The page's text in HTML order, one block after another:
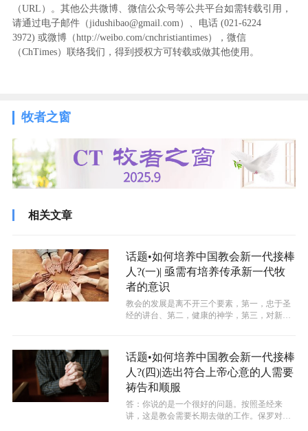
（URL）。其他公共微博、微信公众号等公共平台如需转载引用，
请通过电子邮件（jidushibao@gmail.com）、电话 (021-6224
3972) ‬或微博（http://weibo.com/cnchristiantimes），微信
（ChTimes）联络我们，得到授权方可转载或做其他使用。
牧者之窗
相关文章
话题•如何培养中国教会新一代接棒
人?(一)| 亟需有培养传承新一代牧
者的意识
教会的发展是离不开三个要素，第一，忠于圣
经的讲台、第二，健康的神学，第三，对新一
话题•如何培养中国教会新一代接棒
人?(四)|选出符合上帝心意的人需要
祷告和顺服
答：你说的是一个很好的问题。按照圣经来
讲，这是教会需要长期去做的工作。保罗对提